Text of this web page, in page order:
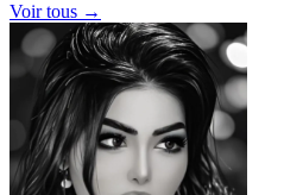
Voir tous →